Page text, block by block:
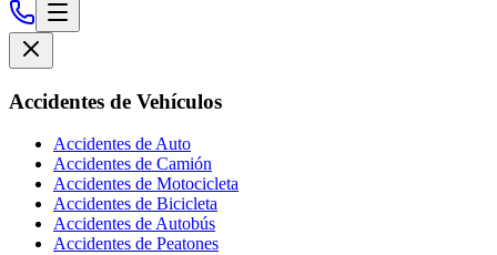
Accidentes de Vehículos
Accidentes de Auto
Accidentes de Camión
Accidentes de Motocicleta
Accidentes de Bicicleta
Accidentes de Autobús
Accidentes de Peatones